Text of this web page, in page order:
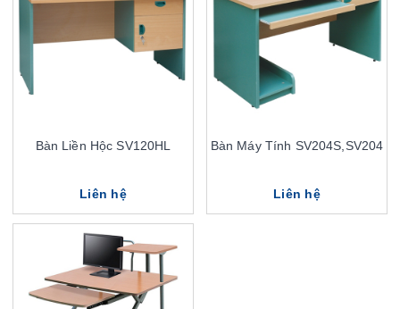
Bàn Liền Hộc SV120HL
Liên hệ
Bàn Máy Tính SV204S,SV204
Liên hệ